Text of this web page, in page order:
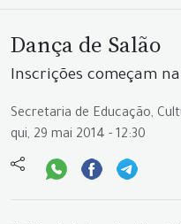
Dança de Salão
Inscrições começam
Secretaria de Educação,
qui, 29 mai 2014 - 12:30